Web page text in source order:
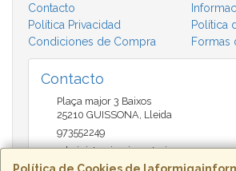
Contacto
Política Privacidad
Política
Condiciones de Compra
Formas
Contacto
Plaça major 3 Baixos
25210 GUISSONA Lleida
973552249
administracio@insectari.com